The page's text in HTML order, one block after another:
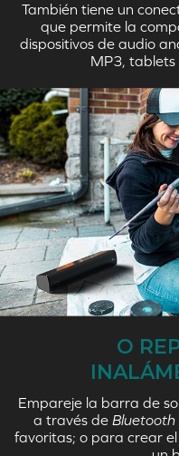
También tiene un
que permite la
dispositivos de audio
MP3,
O
Empareje la barra de
a través de Bluetooth
favoritas; o para crear